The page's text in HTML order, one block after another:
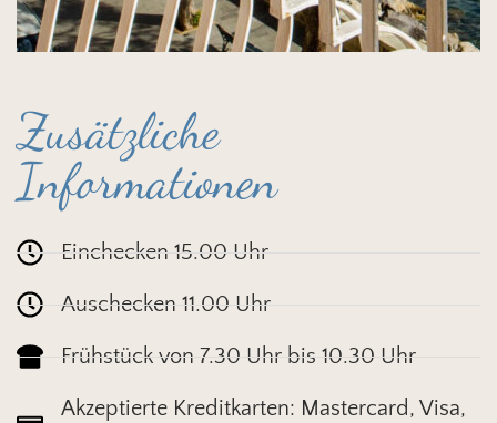
Zusätzliche
Informationen
Einchecken 15.00 Uhr
Auschecken 11.00 Uhr
Frühstück von 7.30 Uhr bis 10.30 Uhr
Akzeptierte Kreditkarten: Mastercard, Visa,